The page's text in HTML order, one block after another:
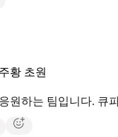
황 초원
원하는 팀입니다. 큐